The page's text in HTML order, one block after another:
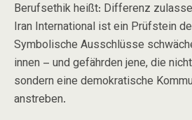
Berufsethik heißt: Differenz
Iran International ist ein Prüfstein
Symbolische Ausschlüsse
innen – und gefährden jene, die
sondern eine demokratische
anstreben.